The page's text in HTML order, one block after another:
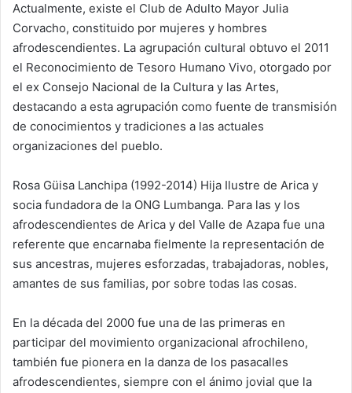
Actualmente, existe el Club de Adulto Mayor Julia
Corvacho, constituido por mujeres y hombres
afrodescendientes. La agrupación cultural obtuvo el 2011
el Reconocimiento de Tesoro Humano Vivo, otorgado por
el ex Consejo Nacional de la Cultura y las Artes,
destacando a esta agrupación como fuente de transmisión
de conocimientos y tradiciones a las actuales
organizaciones del pueblo.
Rosa Güisa Lanchipa (1992-2014) Hija Ilustre de Arica y
socia fundadora de la ONG Lumbanga. Para las y los
afrodescendientes de Arica y del Valle de Azapa fue una
referente que encarnaba fielmente la representación de
sus ancestras, mujeres esforzadas, trabajadoras, nobles,
amantes de sus familias, por sobre todas las cosas.
En la década del 2000 fue una de las primeras en
participar del movimiento organizacional afrochileno,
también fue pionera en la danza de los pasacalles
afrodescendientes, siempre con el ánimo jovial que la